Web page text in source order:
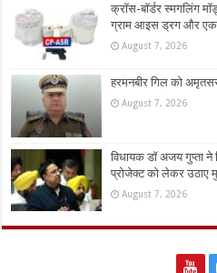
क्रॉस-बॉर्डर स्मगलिंग
ग्राम आइस ड्रग और
August 7, 2026
हरमनबीर गिल को
August 7, 2026
विधायक डॉ अजय गुप्ता ने
प्रोजेक्ट को लेकर उठाए
August 7, 2026